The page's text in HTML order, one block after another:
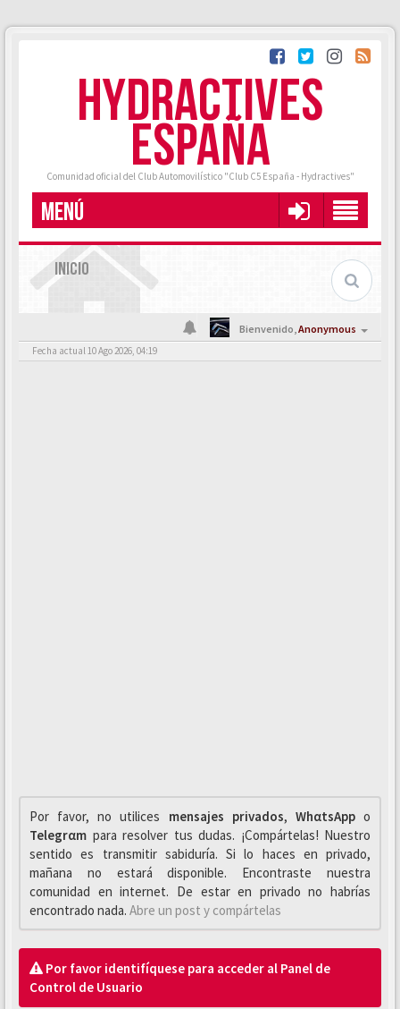
HYDRACTIVES
ESPAÑA
Comunidad oficial del Club Automovilístico "Club C5 España - Hydractives"
MENÚ
INICIO
Bienvenido,Anonymous
Fecha actual 10 Ago 2026, 04:19
Por favor, no utilices mensajes privados, WhαtsAppo
Telegrαm para resolver tus dudas. ¡Compártelas! Nuestro
sentido es transmitir sabiduría. Si lo haces en privado,
mañana no estará disponible. Encontraste nuestra
comunidad en internet. De estar en privado no habrías
encontrado nada. Abre un post y compártelas
Por favor identifíquese para acceder al Panel de
Control de Usuario